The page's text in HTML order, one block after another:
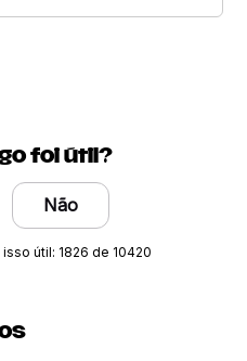
foi útil?
Não
útil: 1826 de 10420